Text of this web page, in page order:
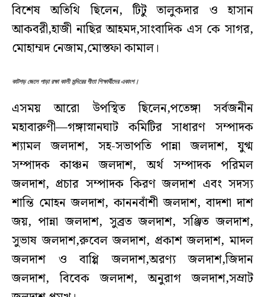
বিশেষ অতিথি ছিলেন, টিটু তালুকদার ও হাসান
আকবরী,হাজী নাছির আহমদ,সাংবাদিক এস কে সাগর,
মোহাম্মদ নেজাম,মোস্তফা কামাল।
কাটগড় জেলে পাড়া রক্ষা কালী মন্দিরের গীতা শিক্ষার্থীদের একাংশ।
এসময় আরো উপস্থিত ছিলেন,পতেঙ্গা সর্বজনীন
মহাবারুণী—গঙ্গাস্নানঘাট কমিটির সাধারণ সম্পাদক
শ্যামল জলদাশ, সহ-সভাপতি পান্না জলদাশ, যুগ্ম
সম্পাদক কাঞ্চন জলদাশ, অর্থ সম্পাদক পরিমল
জলদাশ, প্রচার সম্পাদক কিরণ জলদাশ এবং সদস্য
শান্তি মোহন জলদাশ, কাননবাঁশী জলদাশ, বাদশা দাশ
জয়, পান্না জলদাশ, সুব্রত জলদাশ, সঞ্জিত জলদাশ,
সুভাষ জলদাশ,রুবেল জলদাশ, প্রকাশ জলদাশ, মাদল
জলদাশ ও বাপ্পি জলদাশ,অরণ্য জলদাশ,জিদান
জলদাশ, বিবেক জলদাশ, অনুরাগ জলদাশ,সম্রাট